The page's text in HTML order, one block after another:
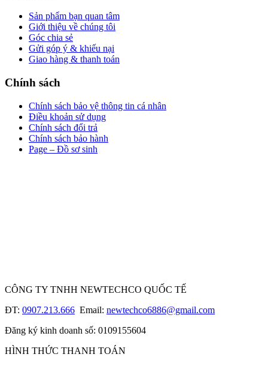
Sản phẩm bạn quan tâm
Giới thiệu về chúng tôi
Góc chia sẻ
Gửi góp ý & khiếu nại
Giao hàng & thanh toán
Chính sách
Chính sách bảo vệ thông tin cá nhân
Điều khoản sử dụng
Chính sách đổi trả
Chính sách bảo hành
Page – Đồ sơ sinh
CÔNG TY TNHH NEWTECHCO QUỐC TẾ
ĐT: 0907.213.666 Email: newtechco6886@gmail.com
Đăng ký kinh doanh số: 0109155604
HÌNH THỨC THANH TOÁN